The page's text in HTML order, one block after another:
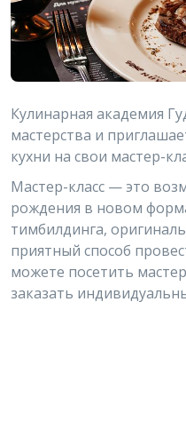
Кулинарная академия
мастерства и
кухни на свои мастер-
Мастер-класс — это
рождения в новом
тимбилдинга,
приятный способ
можете посетить
заказать